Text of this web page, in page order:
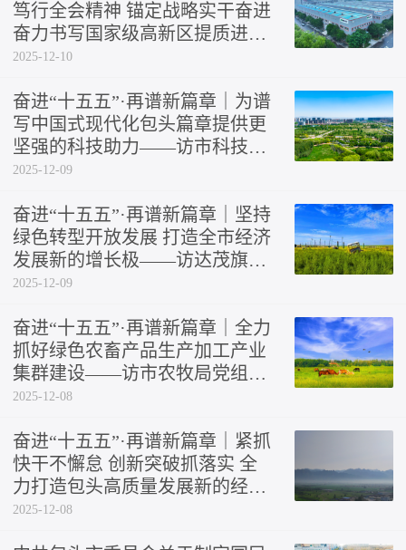
笃行全会精神 锚定战略实干奋进
奋力书写国家级高新区提质进位
新篇章——访稀土高新区党工委
2025-12-10
奋进“十五五”·再谱新篇章｜为谱
写中国式现代化包头篇章提供更
坚强的科技助力——访市科技局
党组书记、局长杨军
2025-12-09
奋进“十五五”·再谱新篇章｜坚持
绿色转型开放发展 打造全市经济
发展新的增长极——访达茂旗委
书记贾保良
2025-12-09
奋进“十五五”·再谱新篇章｜全力
抓好绿色农畜产品生产加工产业
集群建设——访市农牧局党组书
记、局长王河龙
2025-12-08
奋进“十五五”·再谱新篇章｜紧抓
快干不懈怠 创新突破抓落实 全
力打造包头高质量发展新的经济
增长极——访市政协副主席、固
2025-12-08